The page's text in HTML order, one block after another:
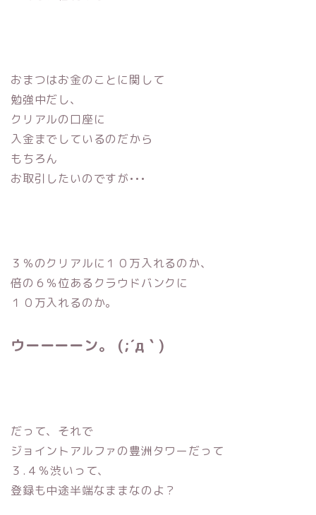
おまつはお金のことに関して
勉強中だし、
クリアルの口座に
入金までしているのだから
もちろん
お取引したいのですが•••
３％のクリアルに１０万入れるのか、
倍の６％位あるクラウドバンクに
１０万入れるのか。
ウーーーーン。 (;´д｀)
だって、それで
ジョイントアルファの豊洲タワーだって
３.４％渋いって、
登録も中途半端なままなのよ？